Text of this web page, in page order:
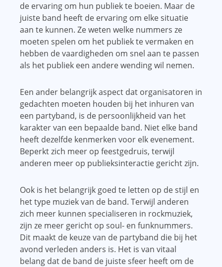
de ervaring om hun publiek te boeien. Maar de
juiste band heeft de ervaring om elke situatie
aan te kunnen. Ze weten welke nummers ze
moeten spelen om het publiek te vermaken en
hebben de vaardigheden om snel aan te passen
als het publiek een andere wending wil nemen.
Een ander belangrijk aspect dat organisatoren in
gedachten moeten houden bij het inhuren van
een partyband, is de persoonlijkheid van het
karakter van een bepaalde band. Niet elke band
heeft dezelfde kenmerken voor elk evenement.
Beperkt zich meer op feestgedruis, terwijl
anderen meer op publieksinteractie gericht zijn.
Ook is het belangrijk goed te letten op de stijl en
het type muziek van de band. Terwijl anderen
zich meer kunnen specialiseren in rockmuziek,
zijn ze meer gericht op soul- en funknummers.
Dit maakt de keuze van de partyband die bij het
avond verleden anders is. Het is van vitaal
belang dat de band de juiste sfeer heeft om de